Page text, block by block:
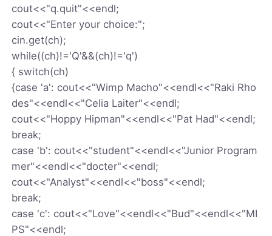
cout<<"q.quit"<<endl;
cout<<"Enter your choice:";
cin.get(ch);
while((ch)!='Q'&&(ch)!='q')
{ switch(ch)
{case 'a': cout<<"Wimp Macho"<<endl<<"Raki Rho
des"<<endl<<"Celia Laiter"<<endl;
cout<<"Hoppy Hipman"<<endl<<"Pat Had"<<endl;
break;
case 'b': cout<<"student"<<endl<<"Junior Program
mer"<<endl<<"docter"<<endl;
cout<<"Analyst"<<endl<<"boss"<<endl;
break;
case 'c': cout<<"Love"<<endl<<"Bud"<<endl<<"MI
PS"<<endl;